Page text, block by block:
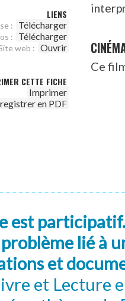
LIENS
: Télécharger
: Télécharger
web : Ouvrir
CETTE FICHE
Imprimer
en PDF
Ce
est
lié à
et
et Lecture